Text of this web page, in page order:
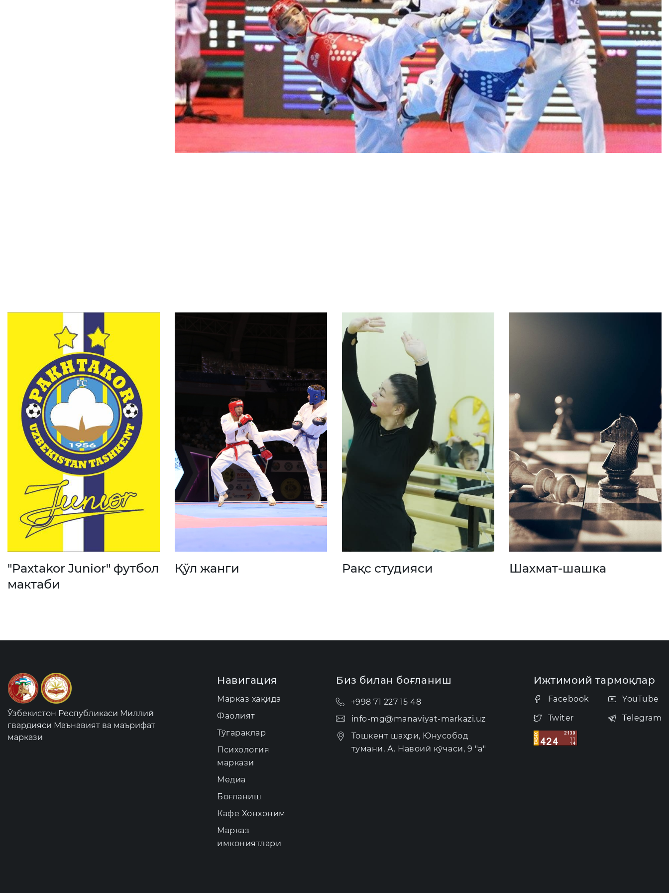
"Paxtakor Junior" футбол
мактаби
Қўл жанги Рақс студияси Шахмат-шашка
Ўзбекистон Республикаси Миллий
гвардияси Маънавият ва маърифат
маркази
Навигация
Марказ ҳақида
Фаолият
Тўгараклар
Психология
маркази
Медиа
Боғланиш
Кафе Хонхоним
Марказ
имкониятлари
Биз билан боғланиш
+998 71 227 15 48
info-mg@manaviyat-markazi.uz
Тошкент шаҳри, Юнусобод
тумани, А. Навоий кўчаси, 9 "а"
Ижтимоий тармоқлар
Facebook
Twiter
YouTube
Telegram